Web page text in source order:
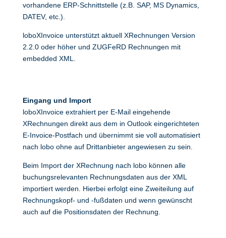
vorhandene ERP-Schnittstelle (z.B. SAP, MS Dynamics,
DATEV, etc.).
loboXInvoice unterstützt aktuell XRechnungen Version
2.2.0 oder höher und ZUGFeRD Rechnungen mit
embedded XML.
Eingang und Import
loboXInvoice extrahiert per E-Mail eingehende
XRechnungen direkt aus dem in Outlook eingerichteten
E-Invoice-Postfach und übernimmt sie voll automatisiert
nach lobo ohne auf Drittanbieter angewiesen zu sein.
Beim Import der XRechnung nach lobo können alle
buchungsrelevanten Rechnungsdaten aus der XML
importiert werden. Hierbei erfolgt eine Zweiteilung auf
Rechnungskopf- und -fußdaten und wenn gewünscht
auch auf die Positionsdaten der Rechnung.